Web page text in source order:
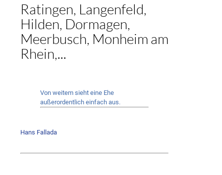
Ratingen, Langenfeld,
Hilden, Dormagen,
Meerbusch, Monheim am
Rhein,...
Von weitem sieht eine Ehe
außerordentlich einfach aus.
Hans Fallada